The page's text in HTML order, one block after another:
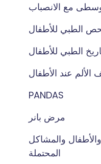
مع الانصباب
الطبي للأطفال
الطبي للأطفال
الألم عند الأطفال
PANDAS
مرض بانر
والأطفال والمشاكل
المحتملة